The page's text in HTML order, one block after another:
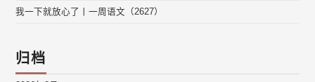
我一下就放心了丨一周语文（2627）
归档